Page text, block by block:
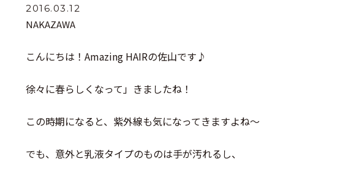
2016.03.12
NAKAZAWA
こんにちは！Amazing HAIRの佐山です♪
徐々に春らしくなって」きましたね！
この時期になると、紫外線も気になってきますよね～
でも、意外と乳液タイプのものは手が汚れるし、